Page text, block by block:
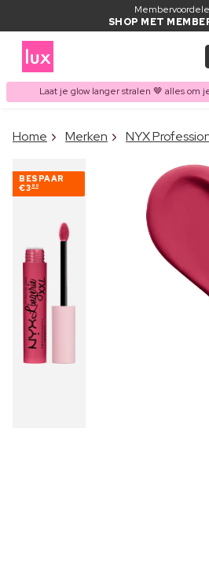
SHOP MET
Laat je glow langer stralen 🤎 alles om
ITEM
Vaak samen
Home Merken NYX
BESPAAR
€3 90